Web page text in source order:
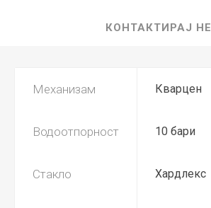
КОНТАКТИРАЈ НЕ
Механизам Кварцен
Водоотпорност 10 бари
Стакло Хардлекс